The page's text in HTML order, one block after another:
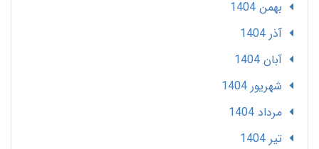
بهمن 1404
آذر 1404
آبان 1404
شهریور 1404
مرداد 1404
تير 1404